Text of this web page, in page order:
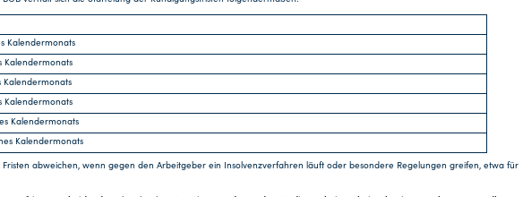
Kalendermonats
Kalendermonats
Kalendermonats
Kalendermonats
Kalendermonats
Kalendermonats
abweichen, wenn gegen den Arbeitgeber ein Insolvenzverfahren läuft oder besondere Regelungen greifen, etwa für